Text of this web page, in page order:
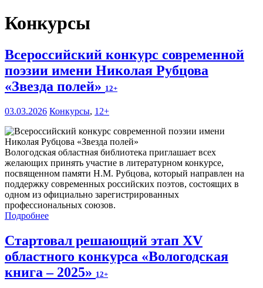
Конкурсы
Всероссийский конкурс современной
поэзии имени Николая Рубцова
«Звезда полей» 12+
03.03.2026 Конкурсы, 12+
Вологодская областная библиотека приглашает всех
желающих принять участие в литературном конкурсе,
посвященном памяти Н.М. Рубцова, который направлен на
поддержку современных российских поэтов, состоящих в
одном из официально зарегистрированных
профессиональных союзов.
Подробнее
Стартовал решающий этап XV
областного конкурса «Вологодская
книга – 2025» 12+